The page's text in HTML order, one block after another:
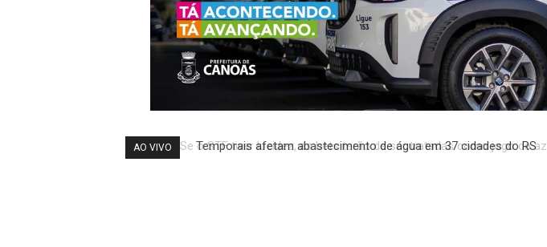
AO VIVO Temporais afetam abastecimento de água em 37 cidades do RS
Valientes Colombia
iniciativas lideradas
comunidade e